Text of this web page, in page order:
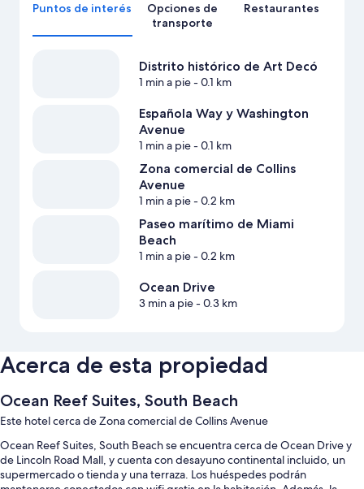
Puntos de interés
Opciones de
transporte
Restaurantes
Distrito histórico de Art Decó
1 min a pie- 0.1 km
Española Way y Washington
Avenue
1 min a pie- 0.1 km
Zona comercial de Collins
Avenue
1 min a pie- 0.2 km
Paseo marítimo de Miami
Beach
1 min a pie- 0.2 km
Ocean Drive
3 min a pie- 0.3 km
Acerca de esta propiedad
Ocean Reef Suites, South Beach
Este hotel cerca de Zona comercial de Collins Avenue
Ocean Reef Suites, South Beach se encuentra cerca de Ocean Drive y
de Lincoln Road Mall, y cuenta con desayuno continental incluido, un
supermercado o tienda y una terraza. Los huéspedes podrán